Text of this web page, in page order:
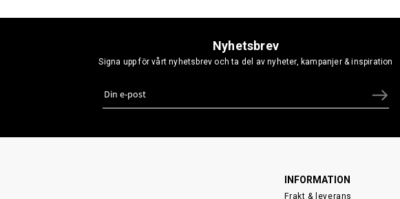
Nyhetsbrev
Signa upp för vårt nyhetsbrev och ta del av nyheter, kampanjer & inspiration
INFORMATION
Frakt & leverans